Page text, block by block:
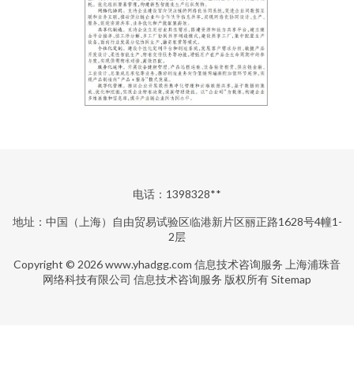
电话：1398328**
地址：中国（上海）自由贸易试验区临港新片区丽正路1628号4幢1-
2层
Copyright © 2026www.yhadgg.com 信息技术咨询服务 上海浦珠音
网络科技有限公司 信息技术咨询服务 版权所有Sitemap